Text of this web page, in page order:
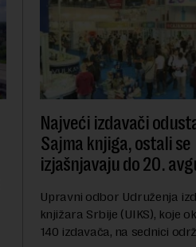
Najveći izdavači
Sajma knjiga, ostali se
izjašnjavaju do 20.
Upravni odbor Udruženja
knjižara Srbije (UIKS), koje
140 izdavača, na sednici